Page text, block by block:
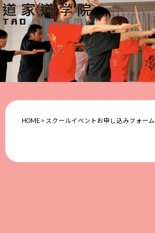
HOME> スクールイベントお申し込みフォーム